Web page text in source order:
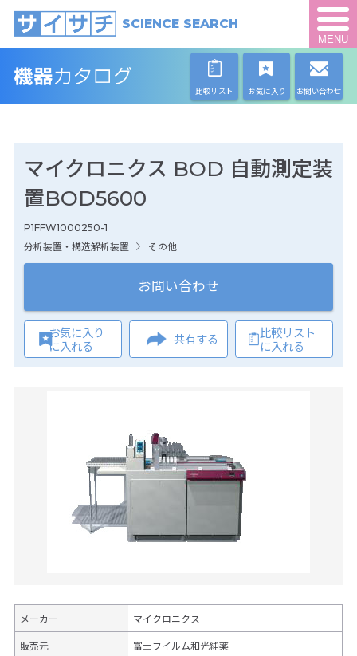
SCIENCE SEARCH
MENU
比較リスト お気に入り お問い合わせ
マイクロニクス BOD 自動測定装
置BOD5600
P1FFW1000250-1
分析装置・構造解析装置
その他
お問い合わせ
お気に入り
に入れる
共有する
比較リスト
に入れる
メーカー マイクロニクス
販売元 富士フイルム和光純薬